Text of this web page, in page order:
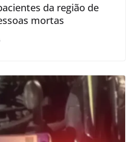
da região de
mortas